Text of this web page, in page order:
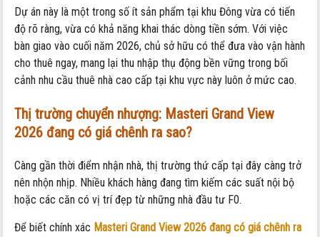
Dự án này là một trong số ít sản phẩm tại khu Đông vừa có tiến
độ rõ ràng, vừa có khả năng khai thác dòng tiền sớm. Với việc
bàn giao vào cuối năm 2026, chủ sở hữu có thể đưa vào vận hành
cho thuê ngay, mang lại thu nhập thụ động bền vững trong bối
cảnh nhu cầu thuê nhà cao cấp tại khu vực này luôn ở mức cao.
Thị trường chuyển nhượng: Masteri Grand View
2026 đang có giá chênh ra sao?
Càng gần thời điểm nhận nhà, thị trường thứ cấp tại đây càng trở
nên nhộn nhịp. Nhiều khách hàng đang tìm kiếm các suất nội bộ
hoặc các căn có vị trí đẹp từ những nhà đầu tư F0.
Để biết chính xác Masteri Grand View 2026 đang có giá chênh ra